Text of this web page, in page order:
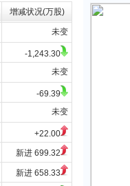
增减状况(万股)
未变
-1,243.30
未变
-69.39
未变
+22.00
新进 699.32
新进 658.33